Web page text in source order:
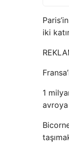
iki
1
avroya